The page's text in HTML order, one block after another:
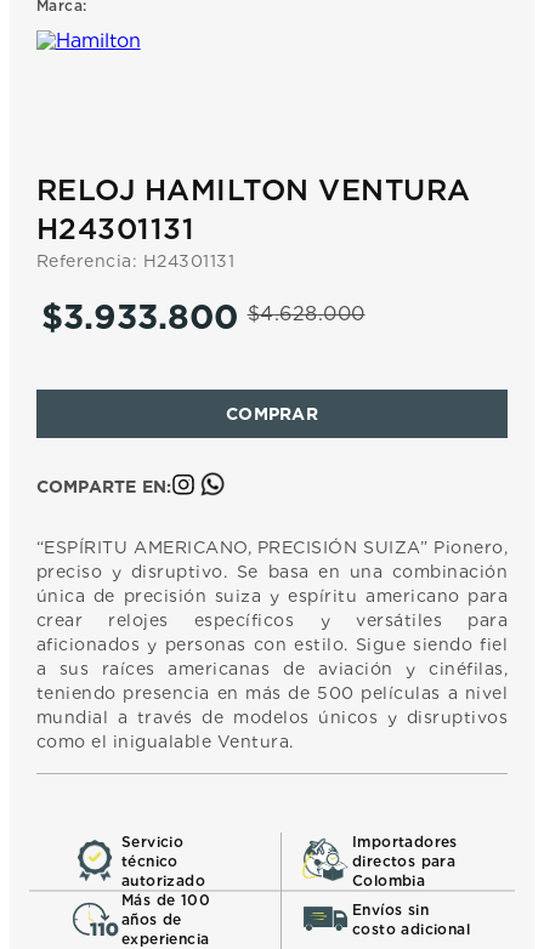
Marca:
RELOJ HAMILTON VENTURA
H24301131
Referencia: H24301131
$4.628.000
$3.933.800
COMPARTE EN:
“ESPÍRITU AMERICANO, PRECISIÓN SUIZA” Pionero,
preciso y disruptivo. Se basa en una combinación
única de precisión suiza y espíritu americano para
crear relojes específicos y versátiles para
aficionados y personas con estilo. Sigue siendo fiel
a sus raíces americanas de aviación y cinéfilas,
teniendo presencia en más de 500 películas a nivel
mundial a través de modelos únicos y disruptivos
como el inigualable Ventura.
Servicio
técnico
autorizado
Importadores
directos para
Colombia
Más de 100
años de
experiencia
Envíos sin
costo adicional